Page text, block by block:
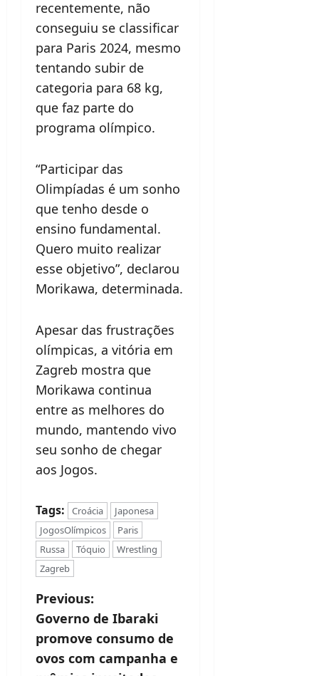
recentemente, não
conseguiu se classificar
para Paris 2024, mesmo
tentando subir de
categoria para 68 kg,
que faz parte do
programa olímpico.
“Participar das
Olimpíadas é um sonho
que tenho desde o
ensino fundamental.
Quero muito realizar
esse objetivo”, declarou
Morikawa, determinada.
Apesar das frustrações
olímpicas, a vitória em
Zagreb mostra que
Morikawa continua
entre as melhores do
mundo, mantendo vivo
seu sonho de chegar
aos Jogos.
Tags: Croácia
Japonesa
JogosOlímpicos
Paris
Russa
Tóquio
Wrestling
Zagreb
P
o
s
Previous:
Governo de Ibaraki
promove consumo de
ovos com campanha e